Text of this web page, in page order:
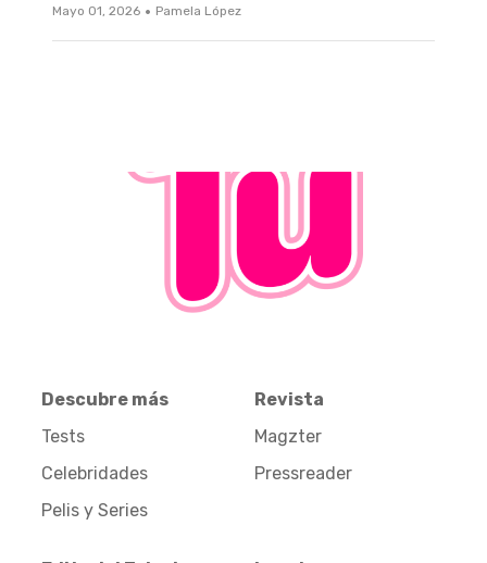
Mayo 01, 2026 · Pamela López
Descubre más
Tests
Celebridades
Pelis y Series
Revista
Magzter
Pressreader